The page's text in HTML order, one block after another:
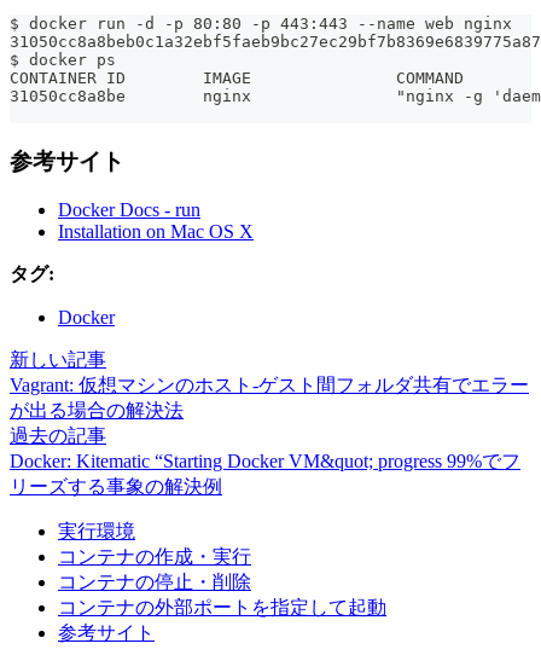
$ docker run -d -p 80:80 -p 443:443 --name web nginx
$ docker ps
CONTAINER ID        IMAGE
31050cc8a8be        nginx               "nginx -g
参考サイト
Docker Docs - run
Installation on Mac OS X
タグ:
Docker
新しい記事
Vagrant: 仮想マシンのホスト-ゲスト間フォルダ共有でエラー
が出る場合の解決法
過去の記事
Docker: Kitematic “Starting Docker VM&quot; progress 99%でフ
リーズする事象の解決例
実行環境
コンテナの作成・実行
コンテナの停止・削除
コンテナの外部ポートを指定して起動
参考サイト